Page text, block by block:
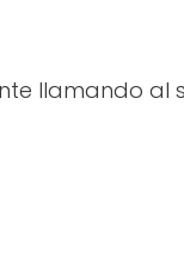
llamando al